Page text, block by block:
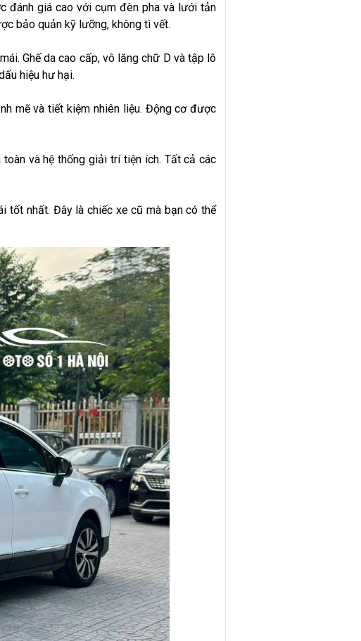
đánh giá cao với cụm đèn pha và lưới tản
bảo quản kỹ lưỡng, không tì vết.
Ghế da cao cấp, vô lăng chữ D và tập lô
hiệu hư hại.
mẽ và tiết kiệm nhiên liệu. Động cơ được
và hệ thống giải trí tiện ích. Tất cả các
tốt nhất. Đây là chiếc xe cũ mà bạn có thể